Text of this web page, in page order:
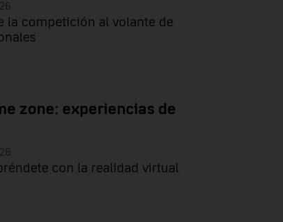
la competición al volante de
zone: experiencias de
con la realidad virtual